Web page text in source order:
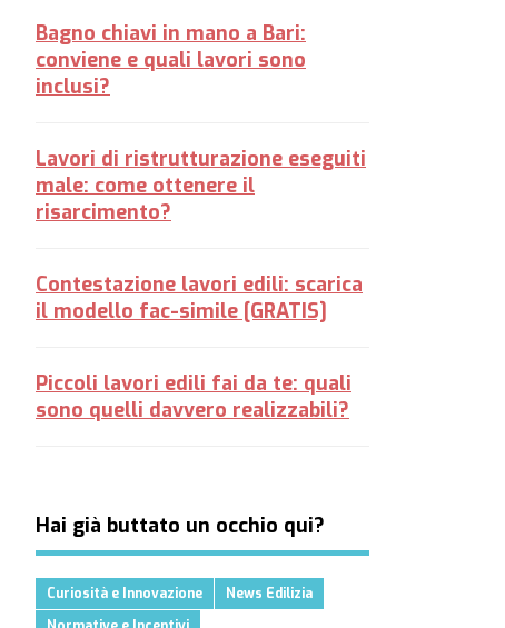
Bagno chiavi in mano a Bari:
conviene e quali lavori sono
inclusi?
Lavori di ristrutturazione eseguiti
male: come ottenere il
risarcimento?
Contestazione lavori edili: scarica
il modello fac-simile [GRATIS]
Piccoli lavori edili fai da te: quali
sono quelli davvero realizzabili?
Hai già buttato un occhio qui?
Curiosità e Innovazione
News Edilizia